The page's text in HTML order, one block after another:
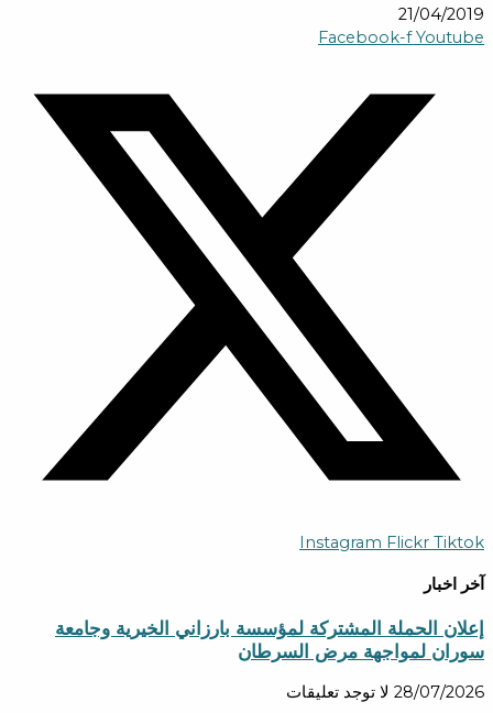
21/04/2019
Facebook-f Youtube
Instagram Flickr Tiktok
آخر اخبار
إعلان الحملة المشتركة لمؤسسة بارزاني الخيرية وجامعة
سوران لمواجهة مرض السرطان
28/07/2026 لا توجد تعليقات